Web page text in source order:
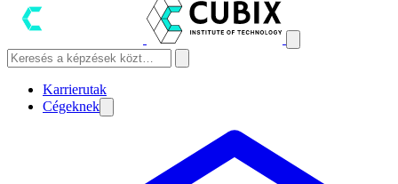
Karrierutak
Cégeknek